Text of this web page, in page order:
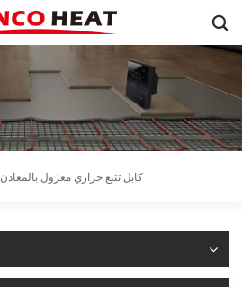
كابل تتبع حراري معزول بالمعادن